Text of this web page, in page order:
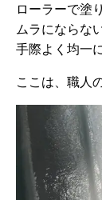
ローラーで塗
ムラにならな
手際よく均一
ここは、職人